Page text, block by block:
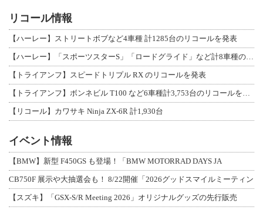
リコール情報
【ハーレー】ストリートボブなど4車種 計1285台のリコールを発表
【ハーレー】「スポーツスターS」「ロードグライド」など計8車種のリコールを発表
【トライアンフ】スピードトリプル RX のリコールを発表
【トライアンフ】ボンネビル T100 など6車種計3,753台のリコールを発表
【リコール】カワサキ Ninja ZX-6R 計1,930台
イベント情報
【BMW】新型 F450GS も登場！「BMW MOTORRAD DAYS JA
CB750F 展示や大抽選会も！ 8/22開催「2026グッドスマイルミーティン
【スズキ】「GSX-S/R Meeting 2026」オリジナルグッズの先行販売